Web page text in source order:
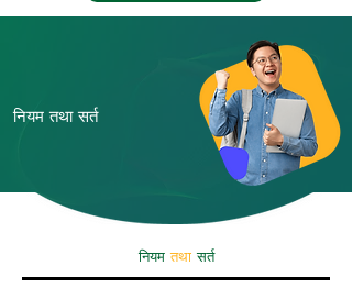
नियम तथा सर्त
नियमतथासर्त